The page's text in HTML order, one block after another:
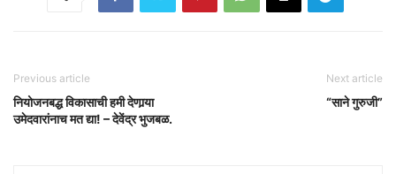
Previous article
नियोजनबद्ध विकासाची हमी देणार्‍या
उमेदवारांनाच मत द्या! – देवेंद्र भुजबळ.
Next article
“साने गुरुजी”